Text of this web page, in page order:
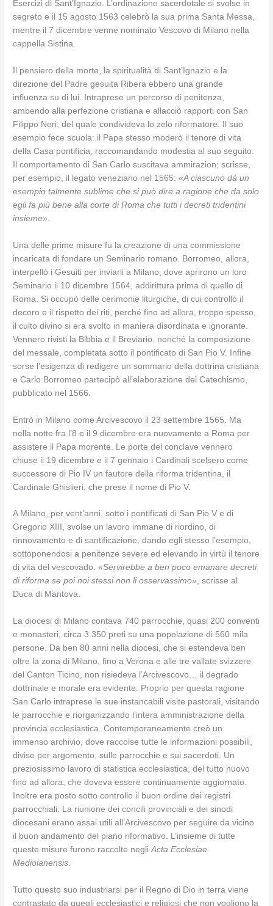
Esercizi di Sant’Ignazio. L’ordinazione sacerdotale si svolse in
segreto e il 15 agosto 1563 celebrò la sua prima Santa Messa,
mentre il 7 dicembre venne nominato Vescovo di Milano nella
cappella Sistina.
Il pensiero della morte, la spiritualità di Sant’Ignazio e la
direzione del Padre gesuita Ribera ebbero una grande
influenza su di lui. Intraprese un percorso di penitenza,
ambendo alla perfezione cristiana e allacciò rapporti con San
Filippo Neri, del quale condivideva lo zelo riformatore. Il suo
esempio fece scuola: il Papa stesso moderò il tenore di vita
della Casa pontificia, raccomandando modestia al suo seguito.
Il comportamento di San Carlo suscitava ammirazion; scrisse,
per esempio, il legato veneziano nel 1565: «A ciascuno dà un
esempio talmente sublime che si può dire a ragione che da solo
egli fa più bene alla corte di Roma che tutti i decreti tridentini
insieme».
Una delle prime misure fu la creazione di una commissione
incaricata di fondare un Seminario romano. Borromeo, allora,
interpellò i Gesuiti per inviarli a Milano, dove aprirono un loro
Seminario il 10 dicembre 1564, addirittura prima di quello di
Roma. Si occupò delle cerimonie liturgiche, di cui controllò il
decoro e il rispetto dei riti, perché fino ad allora, troppo spesso,
il culto divino si era svolto in maniera disordinata e ignorante.
Vennero rivisti la Bibbia e il Breviario, nonché la composizione
del messale, completata sotto il pontificato di San Pio V. Infine
sorse l’esigenza di redigere un sommario della dottrina cristiana
e Carlo Borromeo partecipò all’elaborazione del Catechismo,
pubblicato nel 1566.
Entrò in Milano come Arcivescovo il 23 settembre 1565. Ma
nella notte fra l’8 e il 9 dicembre era nuovamente a Roma per
assistere il Papa morente. Le porte del conclave vennero
chiuse il 19 dicembre e il 7 gennaio i Cardinali scelsero come
successore di Pio IV un fautore della riforma tridentina, il
Cardinale Ghislieri, che prese il nome di Pio V.
A Milano, per vent’anni, sotto i pontificati di San Pio V e di
Gregorio XIII, svolse un lavoro immane di riordino, di
rinnovamento e di santificazione, dando egli stesso l’esempio,
sottoponendosi a penitenze severe ed elevando in virtù il tenore
di vita del vescovado. «Servirebbe a ben poco emanare decreti
di riforma se poi noi stessi non li osservassimo», scrisse al
Duca di Mantova.
La diocesi di Milano contava 740 parrocchie, quasi 200 conventi
e monasteri, circa 3.350 preti su una popolazione di 560 mila
persone. Da ben 80 anni nella diocesi, che si estendeva ben
oltre la zona di Milano, fino a Verona e alle tre vallate svizzere
del Canton Ticino, non risiedeva l’Arcivescovo… il degrado
dottrinale e morale era evidente. Proprio per questa ragione
San Carlo intraprese le sue instancabili visite pastorali, visitando
le parrocchie e riorganizzando l’intera amministrazione della
provincia ecclesiastica. Contemporaneamente creò un
immenso archivio, dove raccolse tutte le informazioni possibili,
divise per argomento, sulle parrocchie e sui sacerdoti. Un
preziosissimo lavoro di statistica ecclesiastica, del tutto nuovo
fino ad allora, che doveva essere continuamente aggiornato.
Inoltre era posto sotto controllo il buon ordine dei registri
parrocchiali. La riunione dei concili provinciali e dei sinodi
diocesani erano assai utili all’Arcivescovo per seguire da vicino
il buon andamento del piano riformativo. L’insieme di tutte
queste misure furono raccolte negliActa Ecclesiae
Mediolanensis.
Tutto questo suo industriarsi per il Regno di Dio in terra viene
contrastato da quegli ecclesiastici e religiosi che non vogliono la